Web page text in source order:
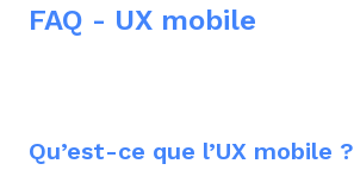
FAQ - UX mobile
Qu’est-ce que l’UX mobile ?